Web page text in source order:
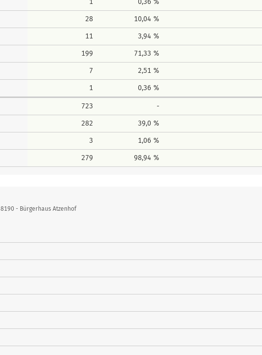
1 0,36 %
28 10,04 %
11 3,94 %
199 71,33 %
7 2,51 %
1 0,36 %
723 -
282 39,0 %
3 1,06 %
279 98,94 %
- Bürgerhaus Atzenhof